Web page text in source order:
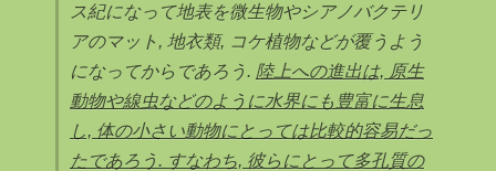
ス紀になって地表を微生物やシアノバクテリ
アのマット, 地衣類, コケ植物などが覆うよう
になってからであろう. 陸上への進出は, 原生
動物や線虫などのように水界にも豊富に生息
し, 体の小さい動物にとっては比較的容易だっ
たであろう. すなわち, 彼らにとって多孔質の